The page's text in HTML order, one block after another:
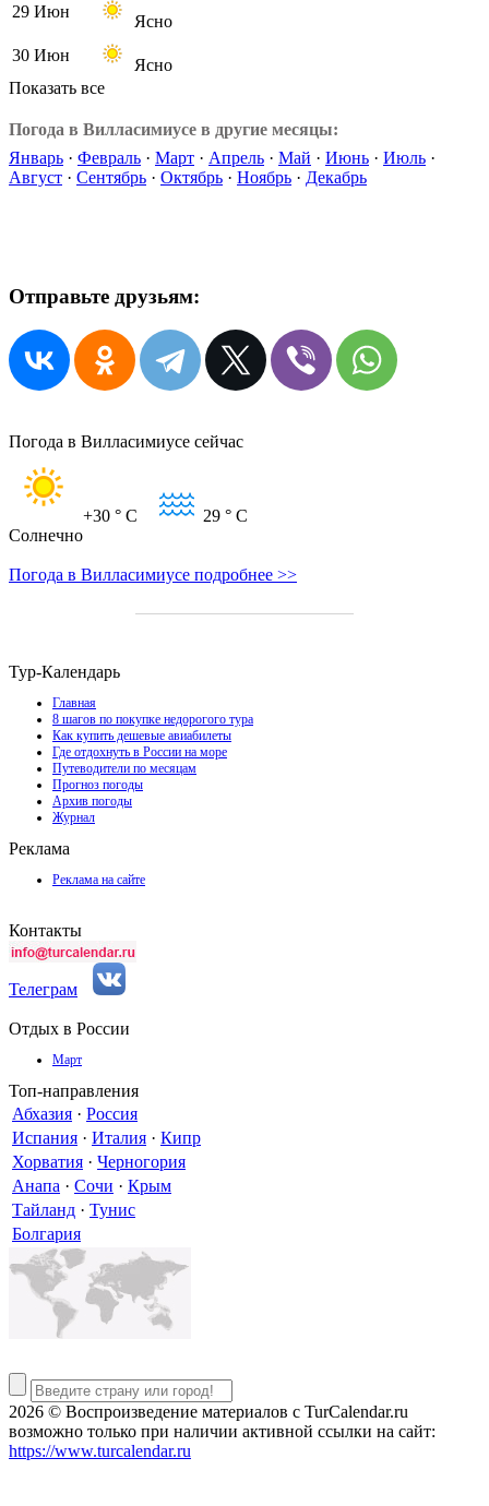
29 Июн
Ясно
30 Июн
Ясно
Показать все
Погода в Вилласимиусе в другие месяцы:
Январь · Февраль · Март · Апрель · Май · Июнь · Июль ·
Август · Сентябрь · Октябрь · Ноябрь · Декабрь
Отправьте друзьям:
Погода в Вилласимиусе сейчас
+30 ° C 29 ° C
Солнечно
Погода в Вилласимиусе подробнее >>
Тур-Календарь
Главная
8 шагов по покупке недорогого тура
Как купить дешевые авиабилеты
Где отдохнуть в России на море
Путеводители по месяцам
Прогноз погоды
Архив погоды
Журнал
Реклама
Реклама на сайте
Контакты
Телеграм
Отдых в России
Март
Топ-направления
Абхазия · Россия
Испания · Италия · Кипр
Хорватия · Черногория
Анапа · Сочи · Крым
Тайланд · Тунис
Болгария
2026 © Воспроизведение материалов c TurCalendar.ru
возможно только при наличии активной ссылки на сайт:
https://www.turcalendar.ru